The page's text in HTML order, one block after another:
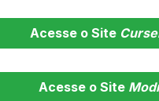
Acesse o Site
Acesse o Site